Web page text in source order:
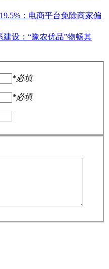
：电商平台免除商家偏
设：“豫农优品”物畅其
*必填
*必填